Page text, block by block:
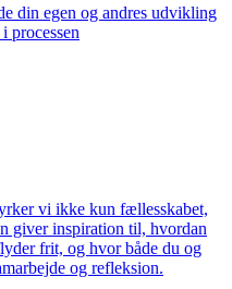
din egen og andres udvikling
processen
vi ikke kun fællesskabet,
giver inspiration til, hvordan
frit, og hvor både du og
og refleksion.